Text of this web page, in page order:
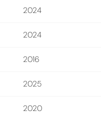
2024
2024
2016
2025
2020